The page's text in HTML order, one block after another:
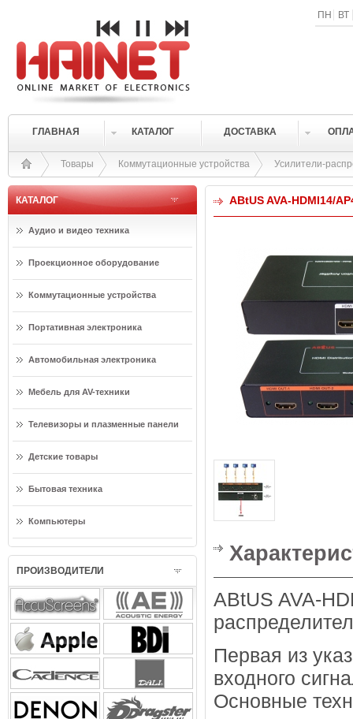
ПН ВТ
ГЛАВНАЯ КАТАЛОГ ДОСТАВКА
Товары Коммутационные устройства Усилители-
КАТАЛОГ
Аудио и видео техника
Проекционное оборудование
Коммутационные устройства
Портативная электроника
Автомобильная электроника
Мебель для AV-техники
Телевизоры и плазменные панели
Детские товары
Бытовая техника
Компьютеры
ПРОИЗВОДИТЕЛИ
ABtUS AVA-HDMI14/
ABtUS AVA-
Первая из
входного
Основные